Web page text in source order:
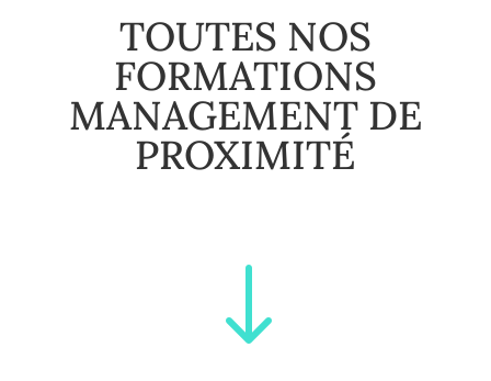
TOUTES NOS
FORMATIONS
MANAGEMENT DE
PROXIMITÉ
"